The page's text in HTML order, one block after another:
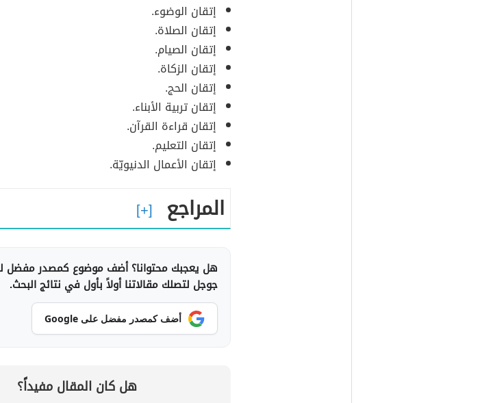
إتقان الوضوء.
إتقان الصلاة.
إتقان الصيام.
إتقان الزكاة.
إتقان الحج.
إتقان تربية الأبناء.
إتقان قراءة القرآن.
إتقان التعليم.
إتقان الأعمال الدنيويّة.
المراجع
هل يعجبك محتوانا؟ أضف موضوع كمصدر مفضل
جوجل لتصلك مقالاتنا أولاً بأول في نتائج البحث.
أضف كمصدر مفضل على Google
هل كان المقال مفيداً؟